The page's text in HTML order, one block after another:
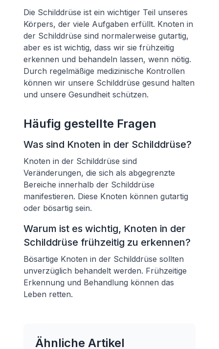
Die Schilddrüse ist ein wichtiger Teil unseres
Körpers, der viele Aufgaben erfüllt. Knoten in
der Schilddrüse sind normalerweise gutartig,
aber es ist wichtig, dass wir sie frühzeitig
erkennen und behandeln lassen, wenn nötig.
Durch regelmäßige medizinische Kontrollen
können wir unsere Schilddrüse gesund halten
und unsere Gesundheit schützen.
Häufig gestellte Fragen
Was sind Knoten in der Schilddrüse?
Knoten in der Schilddrüse sind
Veränderungen, die sich als abgegrenzte
Bereiche innerhalb der Schilddrüse
manifestieren. Diese Knoten können gutartig
oder bösartig sein.
Warum ist es wichtig, Knoten in der
Schilddrüse frühzeitig zu erkennen?
Bösartige Knoten in der Schilddrüse sollten
unverzüglich behandelt werden. Frühzeitige
Erkennung und Behandlung können das
Leben retten.
Ähnliche Artikel